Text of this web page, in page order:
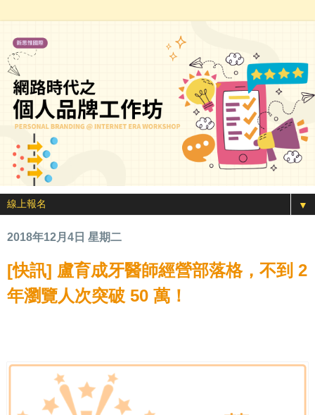
▼
2018年12月4日 星期二
[快訊] 盧育成牙醫師經營部落格，不到 2
年瀏覽人次突破 50 萬！